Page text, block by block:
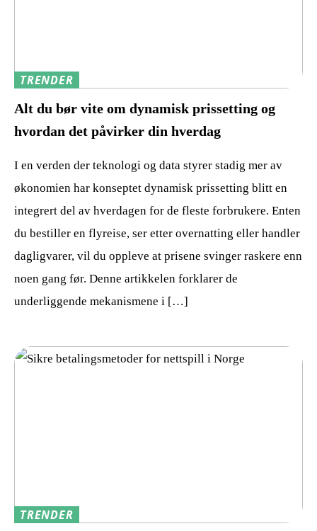
TRENDER
Alt du bør vite om dynamisk prissetting og
hvordan det påvirker din hverdag
I en verden der teknologi og data styrer stadig mer av
økonomien har konseptet dynamisk prissetting blitt en
integrert del av hverdagen for de fleste forbrukere. Enten
du bestiller en flyreise, ser etter overnatting eller handler
dagligvarer, vil du oppleve at prisene svinger raskere enn
noen gang før. Denne artikkelen forklarer de
underliggende mekanismene i […]
TRENDER